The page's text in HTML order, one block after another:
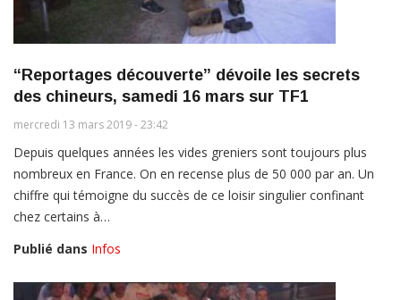
“Reportages découverte” dévoile les secrets
des chineurs, samedi 16 mars sur TF1
mercredi 13 mars 2019 - 23:42
Depuis quelques années les vides greniers sont toujours plus
nombreux en France. On en recense plus de 50 000 par an. Un
chiffre qui témoigne du succès de ce loisir singulier confinant
chez certains à…
Publié dans Infos